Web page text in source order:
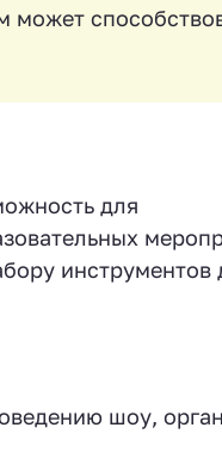
может
для
инструментов
шоу,